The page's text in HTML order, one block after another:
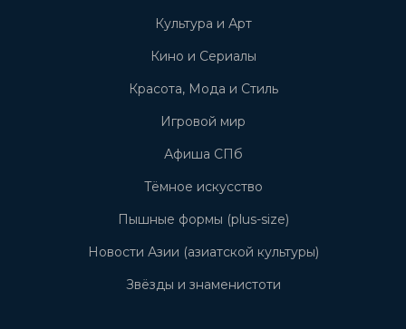
Культура и Арт
Кино и Сериалы
Красота, Мода и Стиль
Игровой мир
Афиша СПб
Тёмное искусство
Пышные формы (plus-size)
Новости Азии (азиатской культуры)
Звёзды и знаменистоти